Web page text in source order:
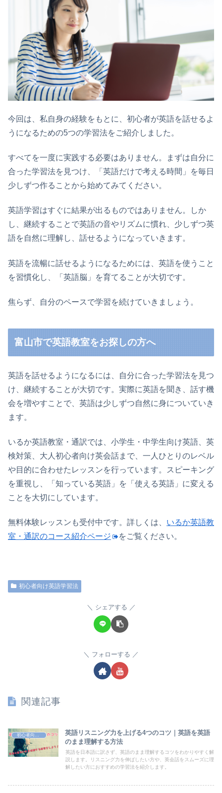
今回は、私自身の経験をもとに、初心者が英語を話せるよ
うになるための5つの学習法をご紹介しました。
すべてを一度に実践する必要はありません。まずは自分に
合った学習法を見つけ、「英語だけで考える時間」を毎日
少しずつ作ることから始めてみてください。
英語学習はすぐに結果が出るものではありません。しか
し、継続することで英語の音やリズムに慣れ、少しずつ英
語を自然に理解し、話せるようになっていきます。
英語を流暢に話せるようになるためには、英語を使うこと
を習慣化し、「英語脳」を育てることが大切です。
焦らず、自分のペースで学習を続けていきましょう。
富山市で英語教室をお探しの方へ
英語を話せるようになるには、自分に合った学習法を見つ
け、継続することが大切です。実際に英語を聞き、話す機
会を増やすことで、英語は少しずつ自然に身についていき
ます。
いるか英語教室・通訳では、小学生・中学生向け英語、英
検対策、大人初心者向け英会話まで、一人ひとりのレベル
や目的に合わせたレッスンを行っています。スピーキング
を重視し、「知っている英語」を「使える英語」に変える
ことを大切にしています。
無料体験レッスンも受付中です。詳しくは、 いるか英語教
室・通訳のコース紹介ページ
をご覧ください。
初心者向け英語学習法
シェアする
フォローする
関連記事
初心者向け英語学習法
英語リスニング力を上げる4つのコツ｜英語を英語
のまま理解する方法
英語を日本語に訳さず、英語のまま理解するコツをわかりやすく解
説します。リスニング力を伸ばしたい方や、英会話をスムーズに理
解したい方におすすめの学習法を紹介します。